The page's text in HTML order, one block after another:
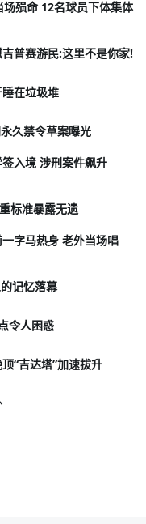
殒命 12名球员下体集体
普赛游民:这里不是你家!
在垃圾堆
久禁令草案曝光
入境 涉刑案件飙升
标准暴露无遗
字马热身 老外当场唱
记忆落幕
令人困惑
“吉达塔”加速拔升